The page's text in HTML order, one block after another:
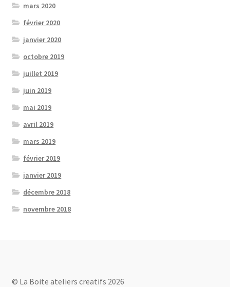
mars 2020
février 2020
janvier 2020
octobre 2019
juillet 2019
juin 2019
mai 2019
avril 2019
mars 2019
février 2019
janvier 2019
décembre 2018
novembre 2018
© La Boite ateliers creatifs 2026